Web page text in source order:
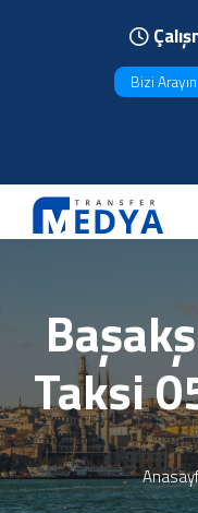
Bizi Arayın
Taksi